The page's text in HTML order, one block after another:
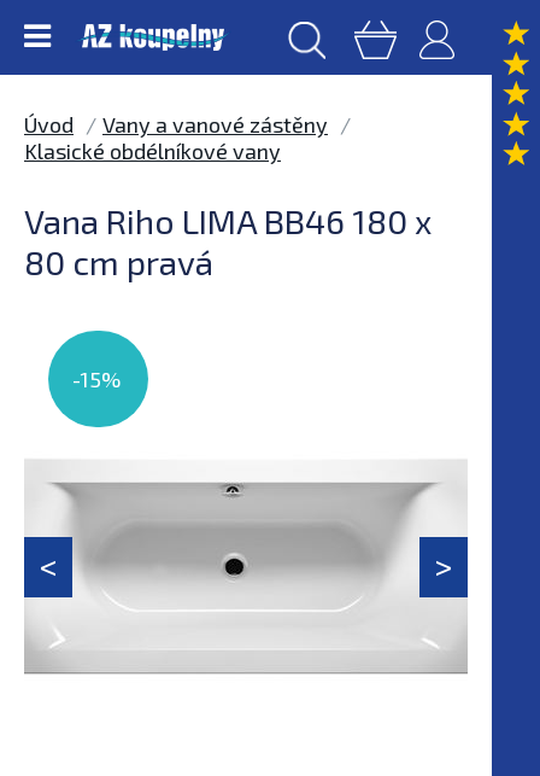
Úvod
Vany a vanové zástěny
Klasické obdélníkové vany
Vana Riho LIMA BB46 180 x
80 cm pravá
-15%